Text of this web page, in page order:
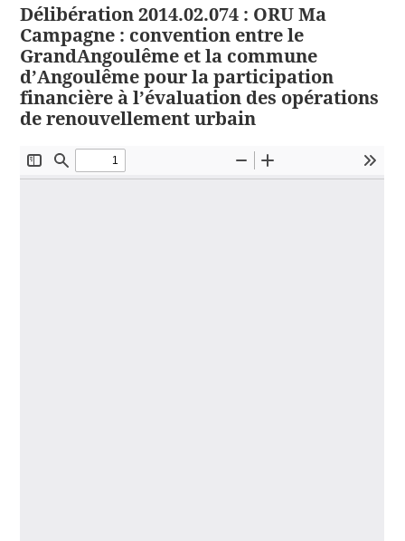
Délibération 2014.02.074 : ORU Ma
Campagne : convention entre le
GrandAngoulême et la commune
d’Angoulême pour la participation
financière à l’évaluation des opérations
de renouvellement urbain